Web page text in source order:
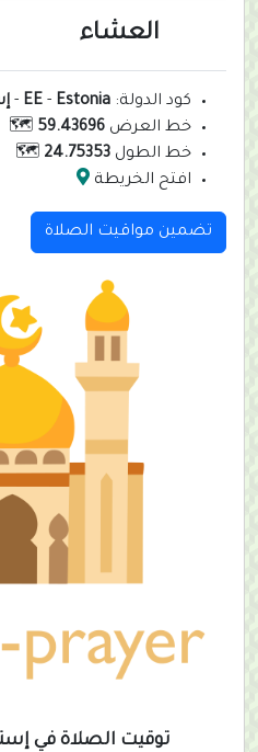
العشاء
كود الدولة: EE - Estonia
-
خط العرض 59.43696
🗺️
خط الطول 24.75353
🗺️
افتح الخريطة
تضمين مواقيت الصلاة
توقيت الصلاة في